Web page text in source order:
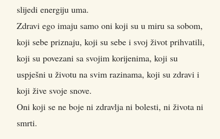
slijedi energiju uma.
Zdravi ego imaju samo oni koji su u miru sa sobom,
koji sebe priznaju, koji su sebe i svoj život prihvatili,
koji su povezani sa svojim korijenima, koji su
uspješni u životu na svim razinama, koji su zdravi i
koji žive svoje snove.
Oni koji se ne boje ni zdravlja ni bolesti, ni života ni
smrti.